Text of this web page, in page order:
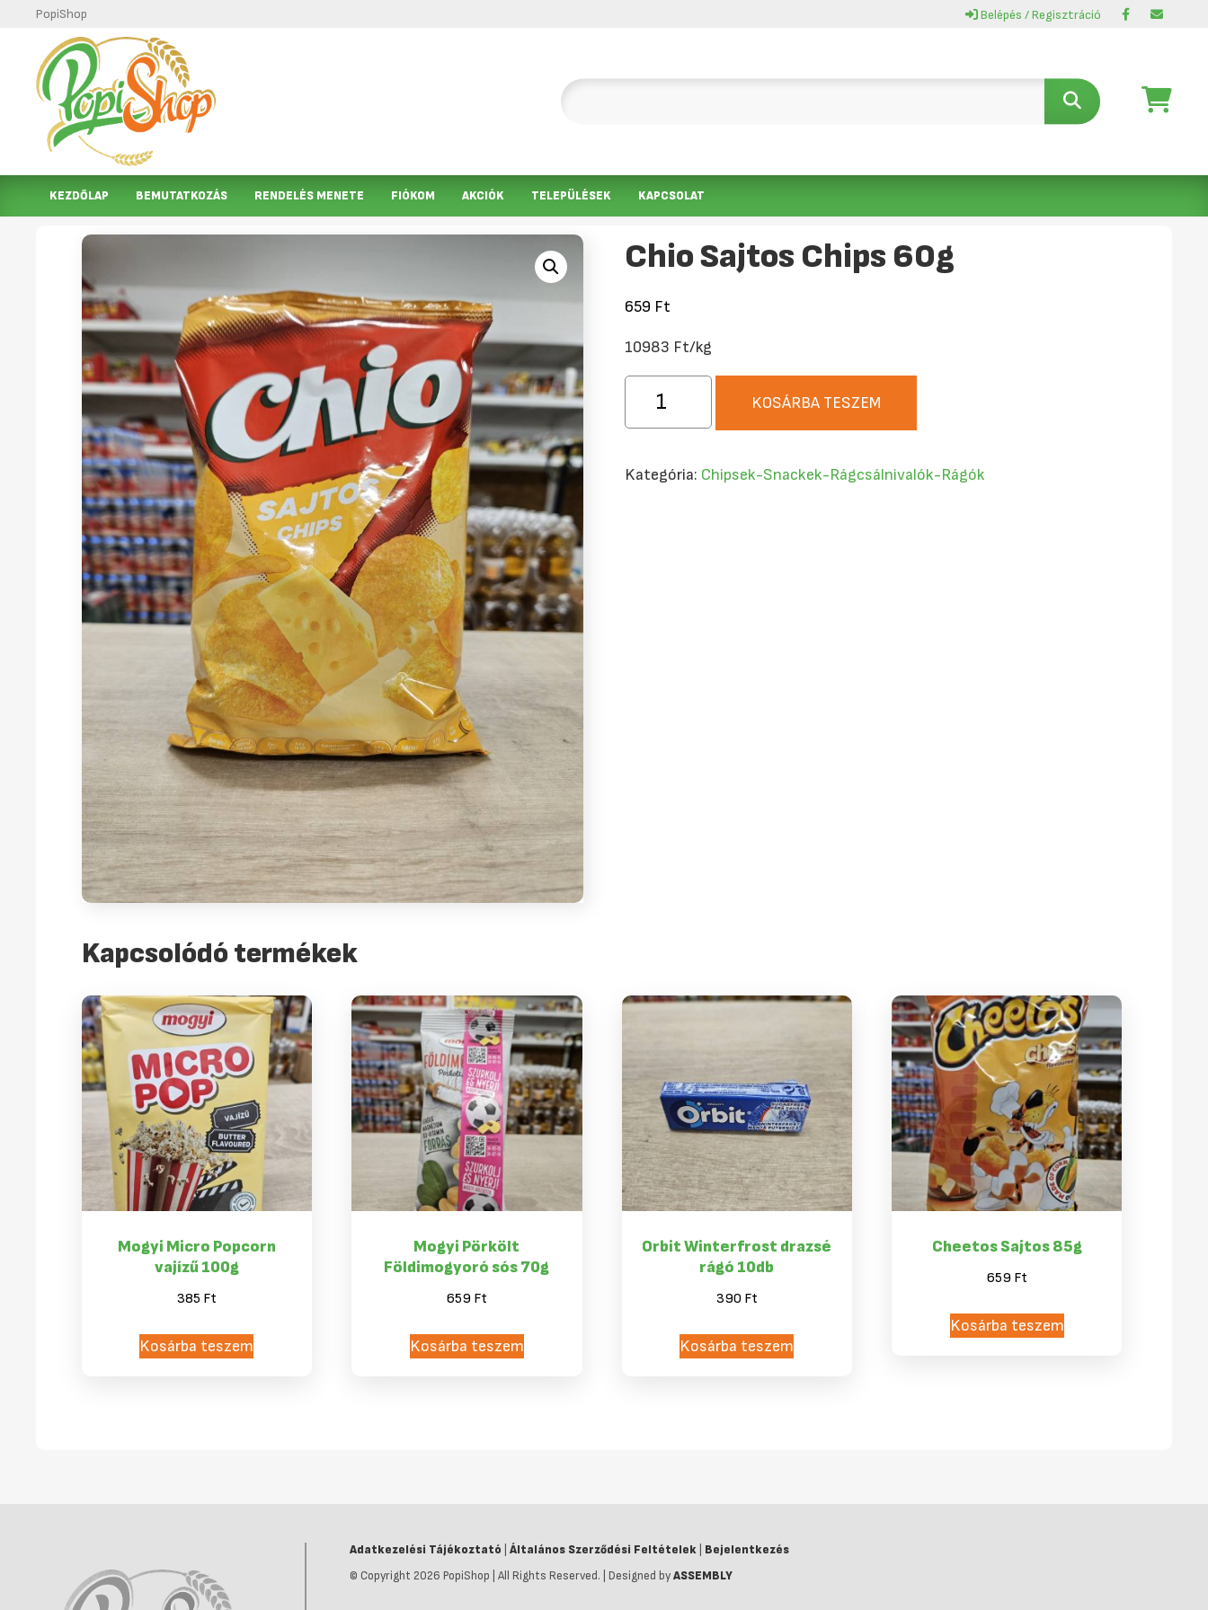
PopiShop Belépés / Regisztráció
KEZDŐLAP BEMUTATKOZÁS RENDELÉS MENETE FIÓKOM AKCIÓK TELEPÜLÉSEK KAPCSOLAT
Chio Sajtos Chips 60g
659 Ft
10983 Ft/kg
Sajtos
mennyiség
KOSÁRBA TESZEM
Kategória: Chipsek-Snackek-Rágcsálnivalók-Rágók
Kapcsolódó termékek
Mogyi Micro Popcorn
vajízű 100g
385 Ft
Kosárba teszem
Mogyi Pörkölt
Földimogyoró sós 70g
659 Ft
Kosárba teszem
Orbit Winterfrost drazsé
rágó 10db
390 Ft
Kosárba teszem
Cheetos Sajtos 85g
659 Ft
Kosárba teszem
Adatkezelési Tájékoztató |Általános Szerződési Feltételek
Bejelentkezés
© Copyright 2026 PopiShop | All Rights Reserved. | Designed byASSEMBLY